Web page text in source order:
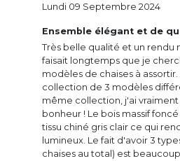
Ensemble élégant et de
Très belle qualité et un rendu
faisait longtemps que je
modèles de chaises à
collection de 3 modèles
même collection, j'ai
bonheur ! Le bois massif
tissu chiné gris clair ce qui
lumineux. Le fait d'avoir 3
chaises au total) est
Lundi 09 Septembre 2024